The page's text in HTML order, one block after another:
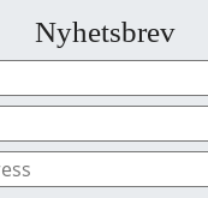
Nyhetsbrev